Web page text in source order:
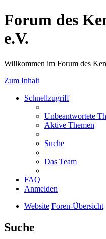
Forum des
e.V.
Willkommen im Forum des
Zum Inhalt
Schnellzugriff
Unbeantwortete
Aktive Themen
Suche
Das Team
FAQ
Anmelden
Website Foren-Übersicht
Suche